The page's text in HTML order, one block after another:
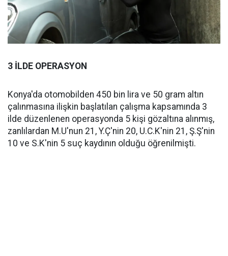
3 İLDE OPERASYON
Konya'da otomobilden 450 bin lira ve 50 gram altın
çalınmasına ilişkin başlatılan çalışma kapsamında 3
ilde düzenlenen operasyonda 5 kişi gözaltına alınmış,
zanlılardan M.U'nun 21, Y.Ç'nin 20, U.C.K'nin 21, Ş.Ş'nin
10 ve S.K'nin 5 suç kaydının olduğu öğrenilmişti.